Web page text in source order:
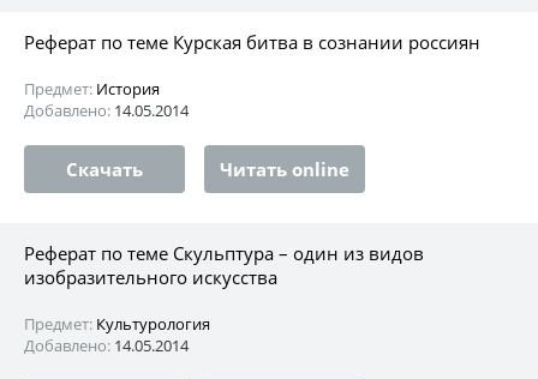
Реферат по теме Курская битва в сознании россиян
Предмет: История
Добавлено: 14.05.2014
Скачать Читать online
Реферат по теме Скульптура – один из видов
изобразительного искусства
Предмет: Культурология
Добавлено: 14.05.2014